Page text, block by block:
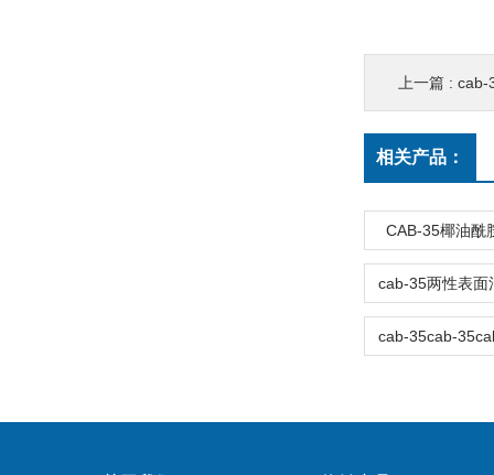
上一篇 : cab-35
相关产品：
CAB-35椰油酰